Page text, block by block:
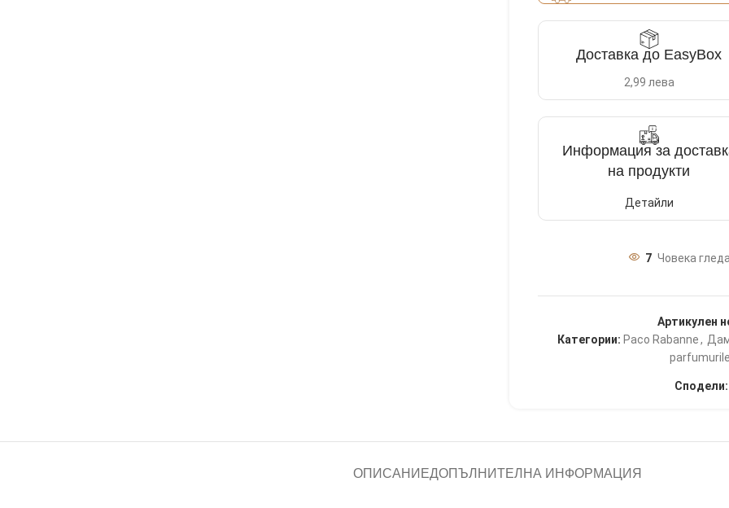
Доставка до EasyBox
2,99 лева
Информация за
на продукти
Детайли
7 Човека
Артикулен
Категории: Paco Rabanne,
Сподели:
ОПИСАНИЕДОПЪЛНИТЕЛНА ИНФОРМАЦИЯ